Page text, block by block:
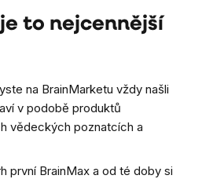
to nejcennější
na BrainMarketu vždy našli
v podobě produktů
vědeckých poznatcích a
první BrainMax a od té doby si